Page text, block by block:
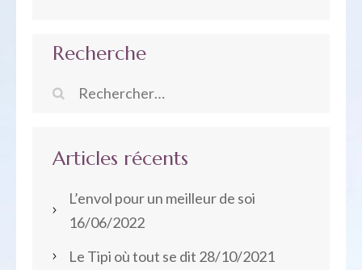
Recherche
Rechercher :
Articles récents
L’envol pour un meilleur de soi
16/06/2022
Le Tipi où tout se dit 28/10/2021